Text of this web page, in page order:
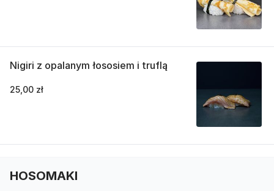
Nigiri z opalanym łososiem i truflą
25,00 zł
HOSOMAKI